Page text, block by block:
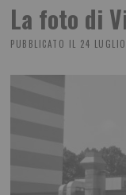
La foto di
PUBBLICATO IL 24